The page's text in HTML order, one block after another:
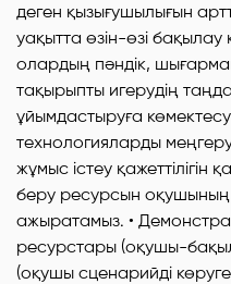
деген қызығушылығын
уақытта өзін-өзі
олардың пәндік,
тақырыпты игерудің
ұйымдастыруға
технологияларды
жұмыс істеу қажеттілігін
беру ресурсын
ажыратамыз. •
ресурстары (оқушы-
(оқушы сценарийді